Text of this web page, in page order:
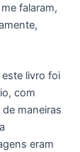
falaram,
livro foi
com
maneiras
eram